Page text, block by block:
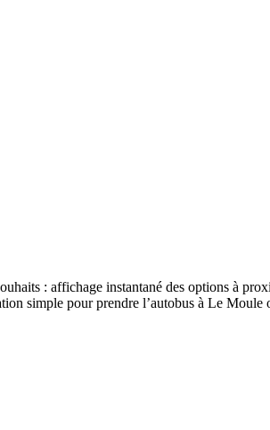
: affichage instantané des options à
simple pour prendre l’autobus à Le